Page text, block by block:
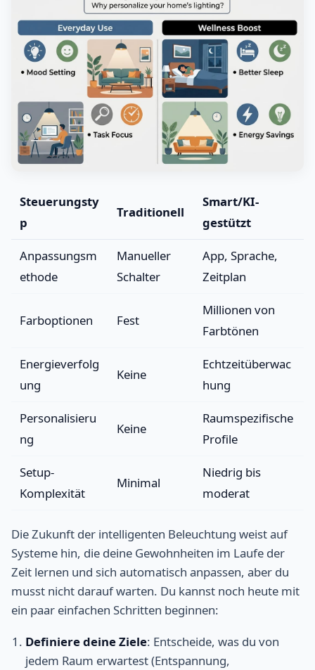
Steuerungsty
p
Traditionell
Smart/KI-
gestützt
Anpassungsm
ethode
Manueller
Schalter
App, Sprache,
Zeitplan
Farboptionen Fest
Millionen von
Farbtönen
Energieverfolg
ung
Keine
Echtzeitüberwac
hung
Personalisieru
ng
Keine
Raumspezifische
Profile
Setup-
Komplexität
Minimal
Niedrig bis
moderat
Die Zukunft der intelligenten Beleuchtung weist auf
Systeme hin, die deine Gewohnheiten im Laufe der
Zeit lernen und sich automatisch anpassen, aber du
musst nicht darauf warten. Du kannst noch heute mit
ein paar einfachen Schritten beginnen:
Definiere deine Ziele: Entscheide, was du von
jedem Raum erwartest (Entspannung,